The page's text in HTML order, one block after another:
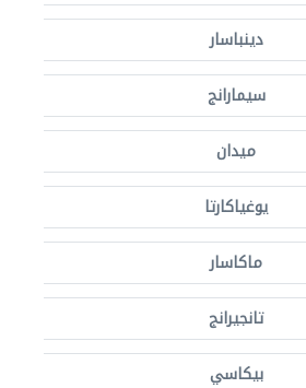
دينباسار
سيمارانج
ميدان
يوغياكارتا
ماكاسار
تانجيرانج
بيكاسي